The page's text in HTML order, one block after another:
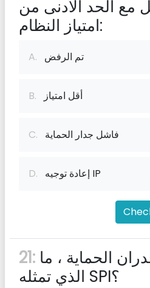
مع الحد الأدنى من
امتياز النظام:
A. تم الرفض
B. أقل امتياز
C. فاشل جدار الحماية
D. إعادة توجيه IP
21:
الذي تمثله SPI؟